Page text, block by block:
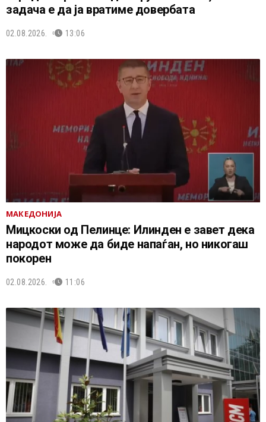
задача е да ја вратиме довербата
02.08.2026. 13:06
МАКЕДОНИЈА
Мицкоски од Пелинце: Илинден е завет дека
народот може да биде напаѓан, но никогаш
покорен
02.08.2026. 11:06